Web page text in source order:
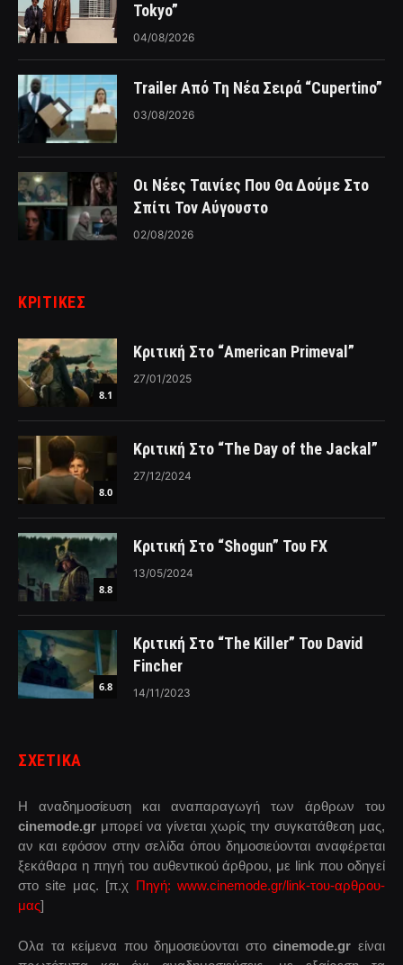
Tokyo”
04/08/2026
Trailer Από Τη Νέα Σειρά “Cupertino”
03/08/2026
Οι Νέες Ταινίες Που Θα Δούμε Στο
Σπίτι Τον Αύγουστο
02/08/2026
ΚΡΙΤΙΚΈΣ
8.1
Κριτική Στο “American Primeval”
27/01/2025
8.0
Κριτική Στο “The Day of the Jackal”
27/12/2024
8.8
Κριτική Στο “Shogun” Του FX
13/05/2024
6.8
Κριτική Στο “The Killer” Του David
Fincher
14/11/2023
ΣΧΕΤΙΚΑ
Η αναδημοσίευση και αναπαραγωγή των άρθρων του
cinemode.gr μπορεί να γίνεται χωρίς την συγκατάθεση μας,
αν και εφόσον στην σελίδα όπου δημοσιεύονται αναφέρεται
ξεκάθαρα η πηγή του αυθεντικού άρθρου, με link που οδηγεί
στο site μας. [π.χ Πηγή: www.cinemode.gr/link-του-αρθρου-
μας]
Ολα τα κείμενα που δημοσιεύονται στοcinemode.gr είναι